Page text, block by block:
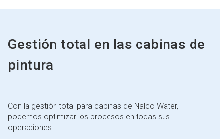
Gestión total en las cabinas de
pintura
Con la gestión total para cabinas de Nalco Water,
podemos optimizar los procesos en todas sus
operaciones.